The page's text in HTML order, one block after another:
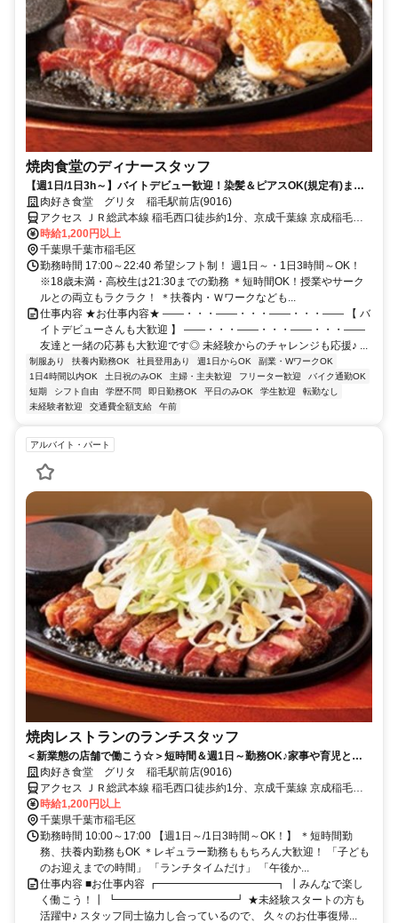
焼肉食堂のディナースタッフ
【週1日/1日3h～】バイトデビュー歓迎！染髪＆ピアスOK(規定有)まか
ないあり◎
肉好き食堂 グリタ 稲毛駅前店(9016)
アクセス ＪＲ総武本線 稲毛西口徒歩約1分、京成千葉線 京成稲毛徒
歩約8分、京成千葉線 みどり台徒歩約21分
時給1,200円以上
千葉県千葉市稲毛区
勤務時間 17:00～22:40 希望シフト制！ 週1日～・1日3時間～OK！
※18歳未満・高校生は21:30までの勤務 ＊短時間OK！授業やサーク
ルとの両立もラクラク！ ＊扶養内・Ｗワークなども...
仕事内容 ★お仕事内容★ ――・・・――・・・――・・・―― 【 バ
イトデビューさんも大歓迎 】 ――・・・――・・・――・・・――
友達と一緒の応募も大歓迎です◎ 未経験からのチャレンジも応援♪ ...
制服あり 扶養内勤務OK 社員登用あり 週1日からOK
副業・WワークOK
1日4時間以内OK
土日祝のみOK 主婦・主夫歓迎 フリーター歓迎
バイク通勤OK
短期
シフト自由 学歴不問 即日勤務OK 平日のみOK 学生歓迎
転勤なし
未経験者歓迎
交通費全額支給 午前
アルバイト・パート
焼肉レストランのランチスタッフ
＜新業態の店舗で働こう☆＞短時間＆週1日～勤務OK♪家事や育児と両
立◎まかない＆従業員割引あり！
肉好き食堂 グリタ 稲毛駅前店(9016)
アクセス ＪＲ総武本線 稲毛西口徒歩約1分、京成千葉線 京成稲毛徒
歩約8分、京成千葉線 みどり台徒歩約21分
時給1,200円以上
千葉県千葉市稲毛区
勤務時間 10:00～17:00 【週1日～/1日3時間～OK！】 ＊短時間勤
務、扶養内勤務もOK ＊レギュラー勤務ももちろん大歓迎！ 「子ども
のお迎えまでの時間」 「ランチタイムだけ」 「午後か...
仕事内容 ■お仕事内容 ┏━━━━━━━━━━━┓ ┃みんなで楽し
く働こう！┃ ┗━━━━━━━━━━━┛ ★未経験スタートの方も
活躍中♪ スタッフ同士協力し合っているので、 久々のお仕事復帰...